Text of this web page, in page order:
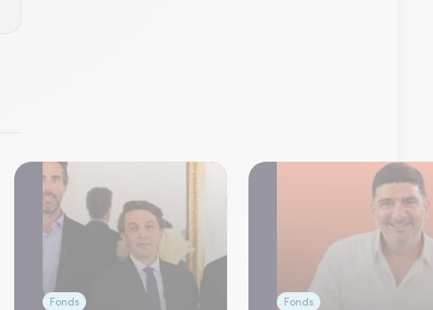
Fonds Fonds